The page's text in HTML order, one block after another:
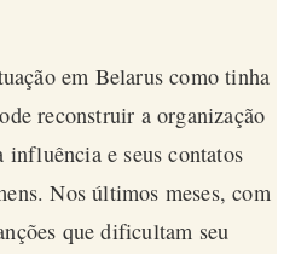
em Belarus como tinha
reconstruir a organização
influência e seus contatos
Nos últimos meses, com
que dificultam seu